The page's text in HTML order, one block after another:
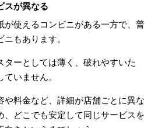
スが異なる
が使えるコンビニがある一方で、普
もあります。
ターとしては薄く、破れやすいた
いません。
や料金など、詳細が店舗ごとに異な
、どこでも安定して同じサービスを